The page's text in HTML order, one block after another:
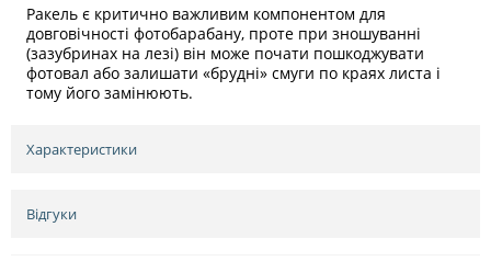
Ракель є критично важливим компонентом для
довговічності фотобарабану, проте при зношуванні
(зазубринах на лезі) він може почати пошкоджувати
фотовал або залишати «брудні» смуги по краях листа і
тому його замінюють.
Характеристики
Відгуки